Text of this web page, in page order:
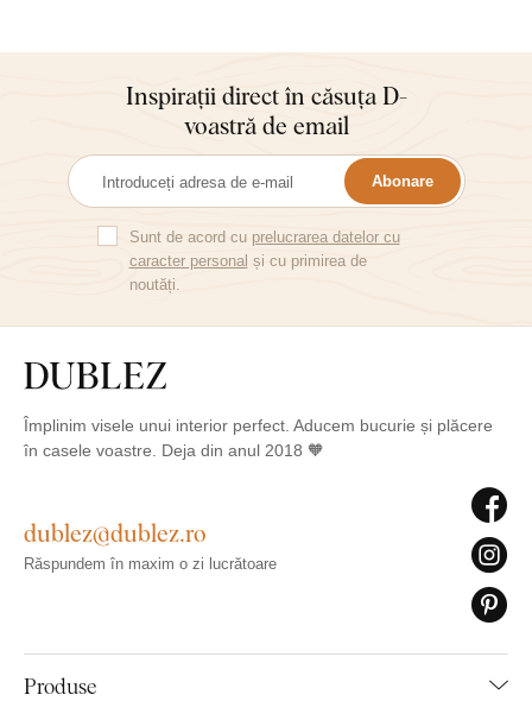
Inspirații direct în căsuța D-
voastră de email
Abonare
Sunt de acord cu prelucrarea datelor cu
caracter personal și cu primirea de
noutăți.
Împlinim visele unui interior perfect. Aducem bucurie și plăcere
în casele voastre. Deja din anul 2018 🧡
Produse
dublez@dublez.ro
Răspundem în maxim o zi lucrătoare